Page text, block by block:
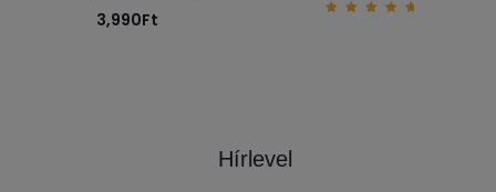
3,990Ft
Hírlevel